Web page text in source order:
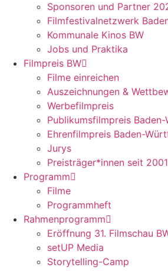
Sponsoren und Partner
Filmfestivalnetzwerk
Kommunale Kinos BW
Jobs und Praktika
Filmpreis BW
Filme einreichen
Auszeichnungen &
Werbefilmpreis
Publikumsfilmpreis
Ehrenfilmpreis Baden-
Jurys
Preisträger*innen seit 2001
Programm
Filme
Programmheft
Rahmenprogramm
Eröffnung 31. Filmschau
setUP Media
Storytelling-Camp